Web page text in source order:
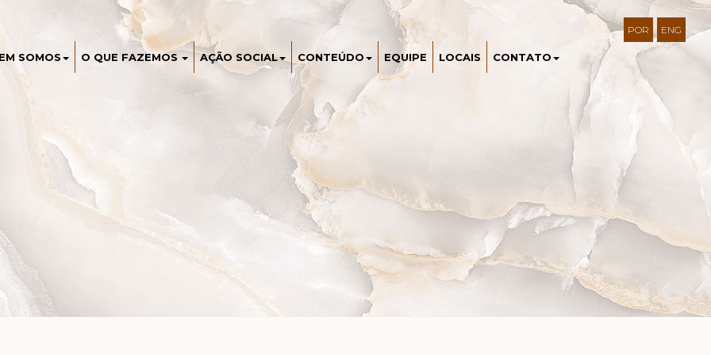
SOMOS O QUE FAZEMOS AÇÃO SOCIAL CONTEÚDO EQUIPE LOCAIS CONTATO
POR ENG